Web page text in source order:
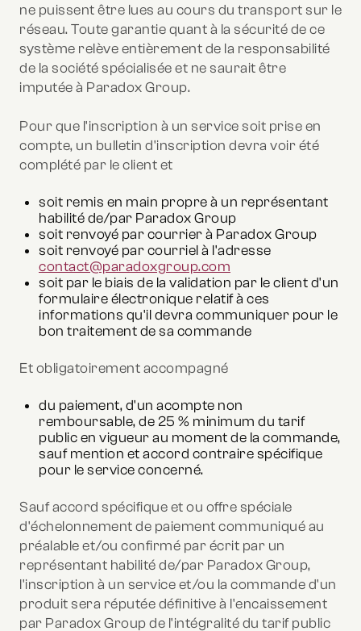
ne puissent être lues au cours du transport sur le
réseau. Toute garantie quant à la sécurité de ce
système relève entièrement de la responsabilité
de la société spécialisée et ne saurait être
imputée à Paradox Group.
Pour que l'inscription à un service soit prise en
compte, un bulletin d'inscription devra voir été
complété par le client et
soit remis en main propre à un représentant
habilité de/par Paradox Group
soit renvoyé par courrier à Paradox Group
soit renvoyé par courriel à l'adresse
contact@paradoxgroup.com
soit par le biais de la validation par le client d'un
formulaire électronique relatif à ces
informations qu'il devra communiquer pour le
bon traitement de sa commande
Et obligatoirement accompagné
du paiement, d'un acompte non
remboursable, de 25 % minimum du tarif
public en vigueur au moment de la commande,
sauf mention et accord contraire spécifique
pour le service concerné.
Sauf accord spécifique et ou offre spéciale
d'échelonnement de paiement communiqué au
préalable et/ou confirmé par écrit par un
représentant habilité de/par Paradox Group,
l'inscription à un service et/ou la commande d'un
produit sera réputée définitive à l'encaissement
par Paradox Group de l'intégralité du tarif public